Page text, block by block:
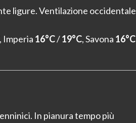
ligure. Ventilazione occidentale
Imperia 16°C/19°C, Savona 16°C
In pianura tempo più